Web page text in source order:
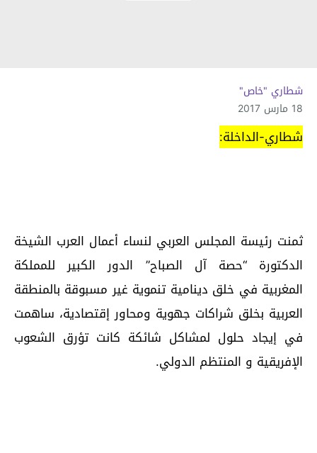
شطاري "خاص"
18 مارس 2017
شطاري-الداخلة:
ثمنت رئيسة المجلس العربي لنساء أعمال العرب الشيخة
الدكتورة “حصة آل الصباح” الدور الكبير للمملكة
المغربية في خلق دينامية تنموية غير مسبوقة بالمنطقة
العربية بخلق شراكات جهوية ومحاور إقتصادية، ساهمت
في إيجاد حلول لمشاكل شائكة كانت تؤرق الشعوب
الإفريقية و المنتظم الدولي.